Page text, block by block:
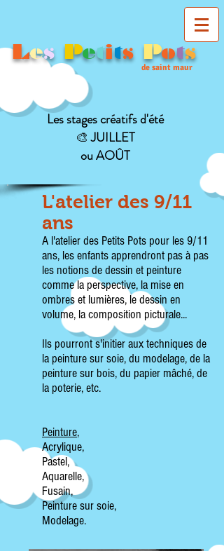
Les Petits Pots
de saint maur
Les stages créatifs d'été
🎨JUILLET
ou AOÛT
L'atelier des 9/11
ans
A l'atelier des Petits Pots pour les 9/11
ans, les enfants apprendront pas à pas
les notions dedessin et peinture
comme la perspective, la mise en
ombres et lumières, le dessin en
volume, la composition picturale...
Ils pourront s'initier aux techniques de
la peinture sur soie, du modelage, de la
peinture sur bois, du papier mâché, de
la poterie, etc.
Peinture,
Acrylique,
Pastel,
Aquarelle,
Fusain,
Peinture sur soie,
Modelage.